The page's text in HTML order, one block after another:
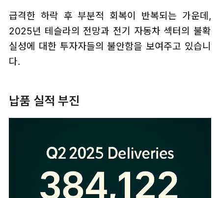
급격한 하락 후 부분적 회복이 반복되는 가운데,
2025년 테슬라의 전망과 전기 자동차 섹터의 불확
실성에 대한 투자자들의 불안함을 보여주고 있습니
다.
납품 실적 부진